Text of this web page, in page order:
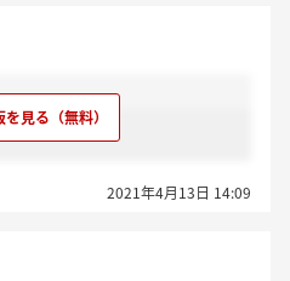
2021年4月13日 14:09